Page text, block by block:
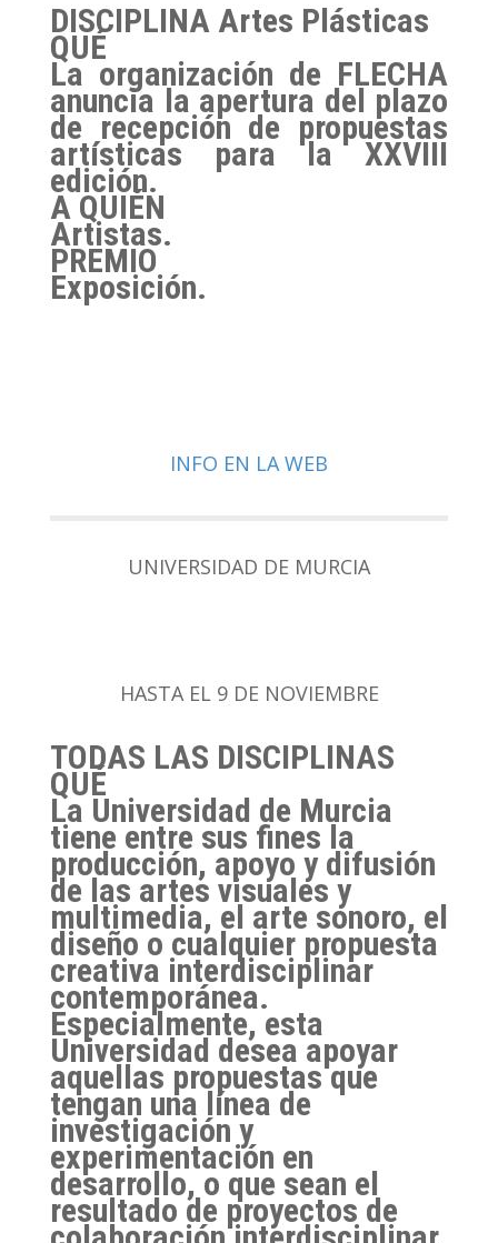
DISCIPLINA Artes Plásticas
QUÉ
La organización de FLECHA
anuncia la apertura del plazo
de recepción de propuestas
artísticas para la XXVIII
edición.
A QUIÉN
Artistas.
PREMIO
Exposición.
INFO EN LA WEB
UNIVERSIDAD DE MURCIA
HASTA EL 9 DE NOVIEMBRE
TODAS LAS DISCIPLINAS
QUÉ
La Universidad de Murcia
tiene entre sus fines la
producción, apoyo y difusión
de las artes visuales y
multimedia, el arte sonoro, el
diseño o cualquier propuesta
creativa interdisciplinar
contemporánea.
Especialmente, esta
Universidad desea apoyar
aquellas propuestas que
tengan una línea de
investigación y
experimentación en
desarrollo, o que sean el
resultado de proyectos de